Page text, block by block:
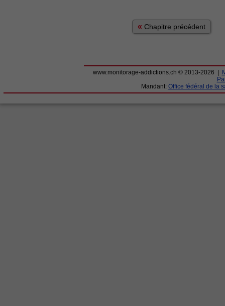
« Chapitre précédent
www.monitorage-addictions.ch © 2013-2026 |
Mandant: Office fédéral de la